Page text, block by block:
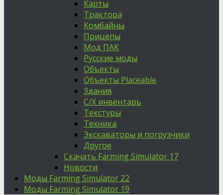
Карты
Трактора
Комбайны
Прицепы
Мод ПАК
Русские моды
Объекты
Объекты Placeable
Здания
С/Х инвентарь
Текстуры
Техника
Экскаваторы и погрузчики
Другое
Скачать Farming Simulator 17
Новости
Моды Farming Simulator 22
Моды Farming Simulator 19